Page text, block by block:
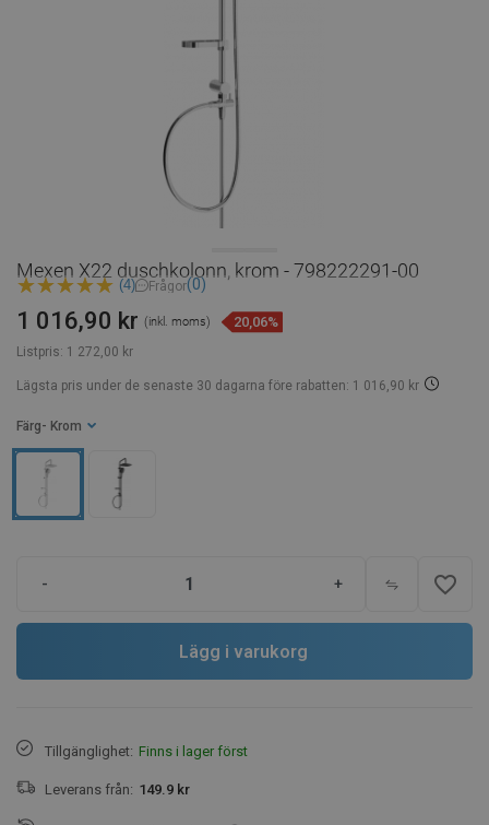
Mexen X22 duschkolonn, krom - 798222291-00
(4) Frågor(0)
Listpris: 1 272,00 kr
1 016,90 kr (inkl. moms) 20,06%
Lägsta pris under de senaste 30 dagarna före rabatten: 1 016,90 kr
Färg - Krom
- + favorite_border
Lägg i varukorg
Tillgänglighet: Finns i lager först
Leverans från: 149.9 kr